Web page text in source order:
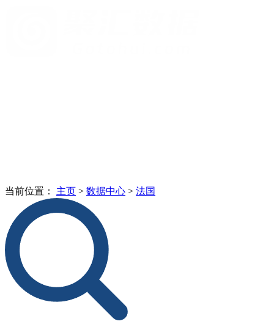
当前位置： 主页 > 数据中心 > 法国